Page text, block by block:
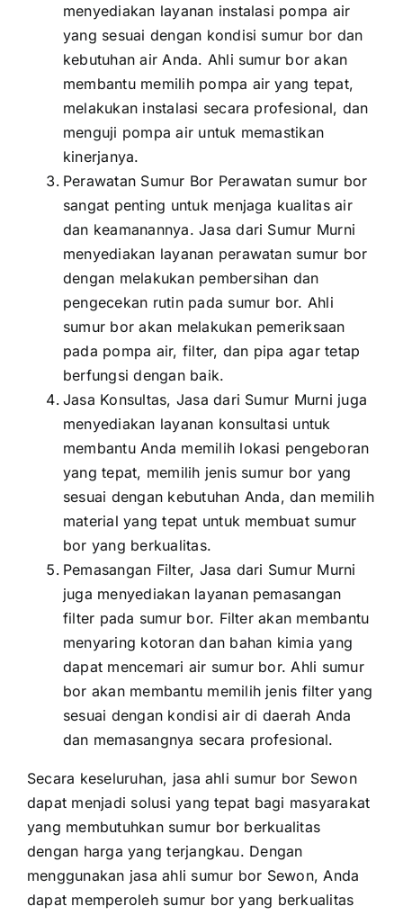
menyediakan layanan instalasi pompa air
yang sesuai dengan kondisi sumur bor dan
kebutuhan air Anda. Ahli sumur bor akan
membantu memilih pompa air yang tepat,
melakukan instalasi secara profesional, dan
menguji pompa air untuk memastikan
kinerjanya.
Perawatan Sumur Bor Perawatan sumur bor
sangat penting untuk menjaga kualitas air
dan keamanannya. Jasa dari Sumur Murni
menyediakan layanan perawatan sumur bor
dengan melakukan pembersihan dan
pengecekan rutin pada sumur bor. Ahli
sumur bor akan melakukan pemeriksaan
pada pompa air, filter, dan pipa agar tetap
berfungsi dengan baik.
Jasa Konsultas, Jasa dari Sumur Murni juga
menyediakan layanan konsultasi untuk
membantu Anda memilih lokasi pengeboran
yang tepat, memilih jenis sumur bor yang
sesuai dengan kebutuhan Anda, dan memilih
material yang tepat untuk membuat sumur
bor yang berkualitas.
Pemasangan Filter, Jasa dari Sumur Murni
juga menyediakan layanan pemasangan
filter pada sumur bor. Filter akan membantu
menyaring kotoran dan bahan kimia yang
dapat mencemari air sumur bor. Ahli sumur
bor akan membantu memilih jenis filter yang
sesuai dengan kondisi air di daerah Anda
dan memasangnya secara profesional.
Secara keseluruhan, jasa ahli sumur bor Sewon
dapat menjadi solusi yang tepat bagi masyarakat
yang membutuhkan sumur bor berkualitas
dengan harga yang terjangkau. Dengan
menggunakan jasa ahli sumur bor Sewon, Anda
dapat memperoleh sumur bor yang berkualitas